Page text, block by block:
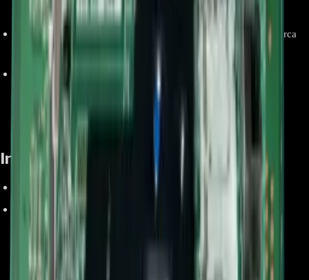
el procesamiento de imagen y el acceso a aplicaciones.
Producto original LG
: Fabricado bajo los estándares de la marca
para garantizar máxima calidad y durabilidad.
Solución eficiente para reparaciones
usuarios que buscan prolongar la vida útil del televisor sin
necesidad de comprar uno nuevo.
Información relevante:
: Main Board, BPR Total Assembly
Compatibilidad
50UM7300PDA.AWCJLJR 50UM7300PDA.BWCJLJM
50UM7300PDA.BWCJLJR 50UM7300PDA.BWCSLJM
60UM7200PDA.BWCMLOR 60UM7200PDA.BWCNLKR